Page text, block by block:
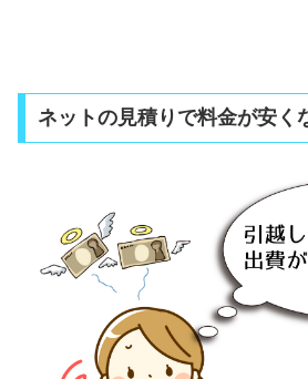
ネットの見積りで料金が安く